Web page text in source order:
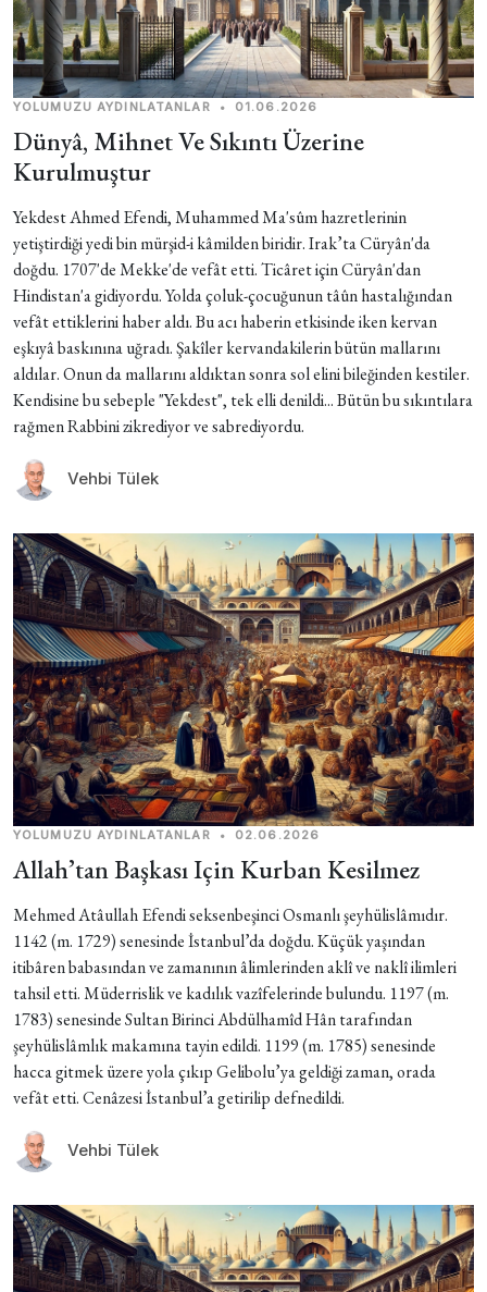
YOLUMUZU AYDINLATANLAR • 01.06.2026
Dünyâ, Mihnet Ve Sıkıntı Üzerine
Kurulmuştur
Yekdest Ahmed Efendi, Muhammed Ma'sûm hazretlerinin
yetiştirdiği yedi bin mürşid-i kâmilden biridir. Irak’ta Cüryân'da
doğdu. 1707'de Mekke'de vefât etti. Ticâret için Cüryân'dan
Hindistan'a gidiyordu. Yolda çoluk-çocuğunun tâûn hastalığından
vefât ettiklerini haber aldı. Bu acı haberin etkisinde iken kervan
eşkıyâ baskınına uğradı. Şakîler kervandakilerin bütün mallarını
aldılar. Onun da mallarını aldıktan sonra sol elini bileğinden kestiler.
Kendisine bu sebeple "Yekdest", tek elli denildi... Bütün bu sıkıntılara
rağmen Rabbini zikrediyor ve sabrediyordu.
Vehbi Tülek
YOLUMUZU AYDINLATANLAR • 02.06.2026
Allah’tan Başkası Için Kurban Kesilmez
Mehmed Atâullah Efendi seksenbeşinci Osmanlı şeyhülislâmıdır.
1142 (m. 1729) senesinde İstanbul’da doğdu. Küçük yaşından
itibâren babasından ve zamanının âlimlerinden aklî ve naklî ilimleri
tahsil etti. Müderrislik ve kadılık vazîfelerinde bulundu. 1197 (m.
1783) senesinde Sultan Birinci Abdülhamîd Hân tarafından
şeyhülislâmlık makamına tayin edildi. 1199 (m. 1785) senesinde
hacca gitmek üzere yola çıkıp Gelibolu’ya geldiği zaman, orada
vefât etti. Cenâzesi İstanbul’a getirilip defnedildi.
Vehbi Tülek